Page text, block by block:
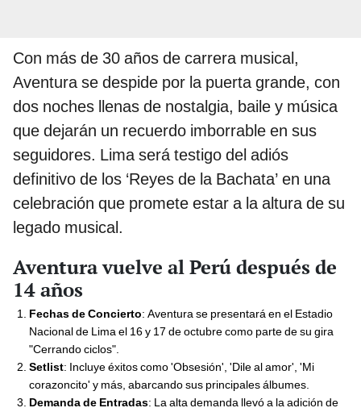
Con más de 30 años de carrera musical,
Aventura se despide por la puerta grande, con
dos noches llenas de nostalgia, baile y música
que dejarán un recuerdo imborrable en sus
seguidores. Lima será testigo del adiós
definitivo de los ‘Reyes de la Bachata’ en una
celebración que promete estar a la altura de su
legado musical.
Aventura vuelve al Perú después de
14 años
Fechas de Concierto: Aventura se presentará en el Estadio
Nacional de Lima el 16 y 17 de octubre como parte de su gira
"Cerrando ciclos".
Setlist: Incluye éxitos como 'Obsesión', 'Dile al amor', 'Mi
corazoncito' y más, abarcando sus principales álbumes.
Demanda de Entradas: La alta demanda llevó a la adición de